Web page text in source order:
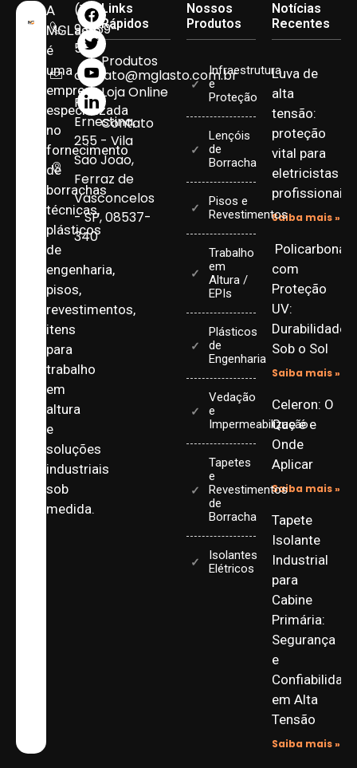
A
MGLasto
é
uma
empresa
especializada
no
fornecimento
de
borrachas
técnicas,
plásticos
de
engenharia,
pisos,
revestimentos,
itens
para
trabalho
em
altura
e
soluções
industriais
sob
medida.
(11)
93959-
5090
contato@mglasto.com.br
Rua
Ernestina,
255 - Vila
Sao Joao,
Ferraz de
Vasconcelos
- SP, 08537-
340
Links
Rápidos
Produtos
Loja Online
Contato
Nossos
Produtos
Infraestrutura
e
Proteção
Lençóis
de
Borracha
Pisos e
Revestimentos
Trabalho
em
Altura /
EPIs
Plásticos
de
Engenharia
Vedação
e
Impermeabilização
Tapetes
e
Revestimentos
de
Borracha
Isolantes
Elétricos
Notícias
Recentes
Luva de
alta
tensão:
proteção
vital para
eletricistas
profissionais
Saiba mais »
com
Proteção
UV:
Durabilidade
Sob o Sol
Saiba mais »
Celeron: O
Que é e
Onde
Aplicar
Saiba mais »
Tapete
Isolante
Industrial
para
Cabine
Primária:
Segurança
e
Confiabilidade
em Alta
Tensão
Saiba mais »